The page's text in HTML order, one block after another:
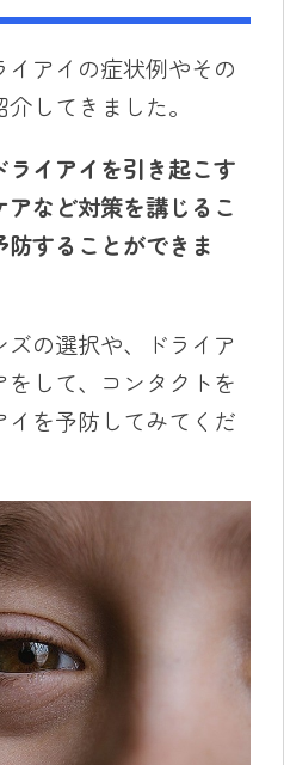
アイの症状例やその
してきました。
イアイを引き起こす
など対策を講じるこ
することができま
の選択や、ドライア
して、コンタクトを
を予防してみてくだ